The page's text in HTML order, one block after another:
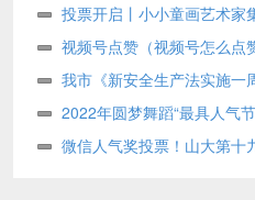
投票开启丨小小童画艺术家
视频号点赞（视频号怎么点
我市《新安全生产法实施一
2022年圆梦舞蹈“最具人气
微信人气奖投票！山大第十